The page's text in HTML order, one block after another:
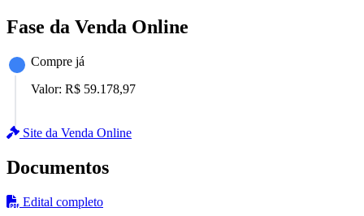
Fase da Venda Online
Compre já
Valor: R$ 59.178,97
Site da Venda Online
Documentos
Edital completo